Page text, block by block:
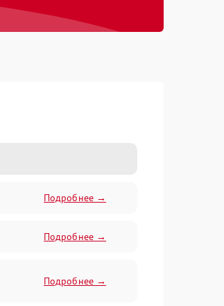
Подробнее →
Подробнее →
Подробнее →